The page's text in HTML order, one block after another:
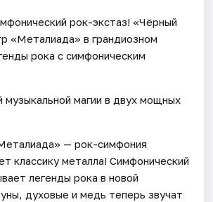
рок-экстаз! «Чёрный
«Металиада» в грандиозном
рока с симфоническим
музыкальной магии в двух мощных
— рок-симфония
классику металла! Симфонический
легенды рока в новой
духовые и медь теперь звучат